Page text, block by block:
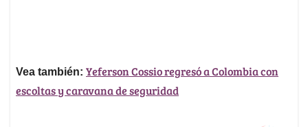
Vea también: Yeferson Cossio regresó a Colombia con
escoltas y caravana de seguridad